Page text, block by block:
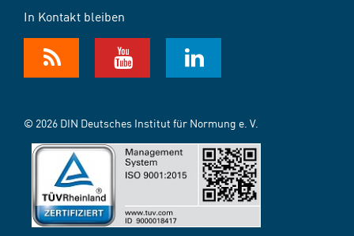
In Kontakt bleiben
© 2026 DIN Deutsches Institut für Normung e. V.